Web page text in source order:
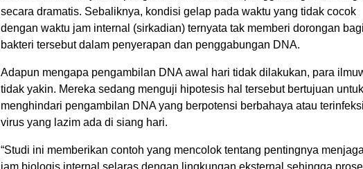
secara dramatis. Sebaliknya, kondisi gelap pada waktu yang tidak cocok
dengan waktu jam internal (sirkadian) ternyata tak memberi dorongan bagi
bakteri tersebut dalam penyerapan dan penggabungan DNA.
Adapun mengapa pengambilan DNA awal hari tidak dilakukan, para
tidak yakin. Mereka sedang menguji hipotesis hal tersebut bertujuan untuk
menghindari pengambilan DNA yang berpotensi berbahaya atau terinfeksi
virus yang lazim ada di siang hari.
“Studi ini memberikan contoh yang mencolok tentang pentingnya menjaga
jam biologis internal selaras dengan lingkungan eksternal sehingga